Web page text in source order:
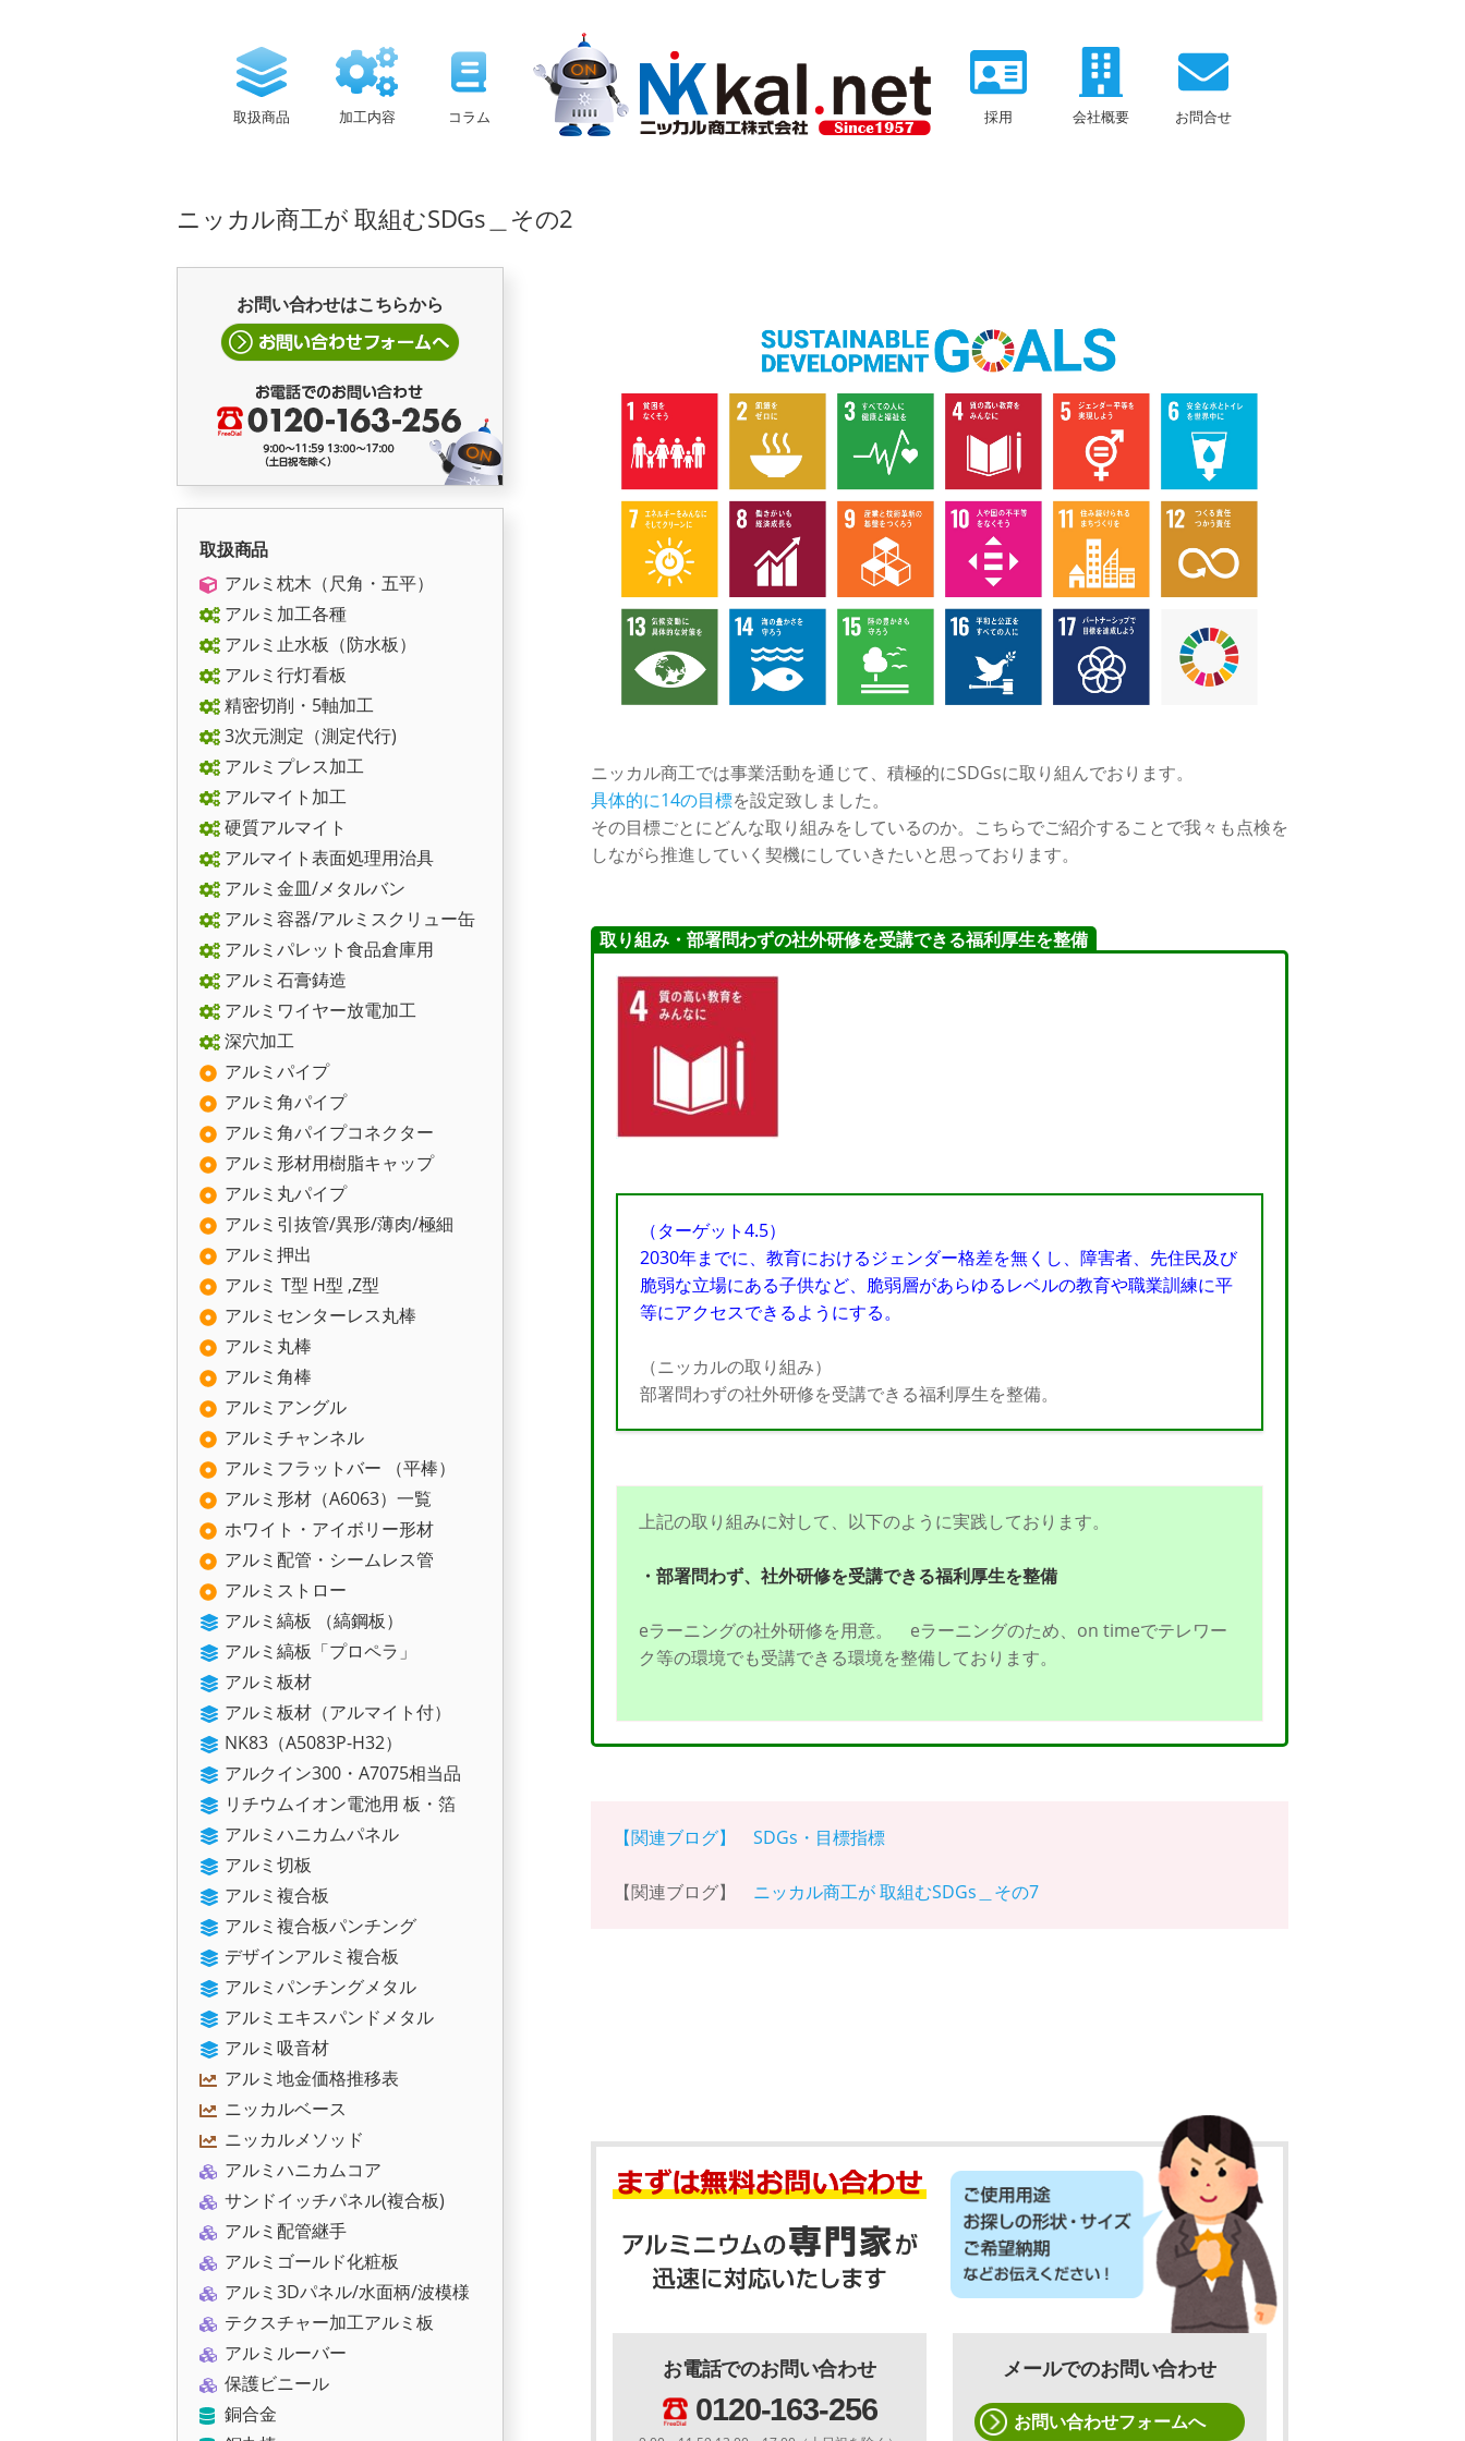
取扱商品 加工内容 コラム 採用 会社概要 お問合せ
ニッカル商工が 取組むSDGs＿その2
ニッカル商工では事業活動を通じて、積極的にSDGsに取り組んでおります。
具体的に14の目標を設定致しました。
その目標ごとにどんな取り組みをしているのか。こちらでご紹介することで我々も点検を
しながら推進していく契機にしていきたいと思っております。
取り組み・部署問わずの社外研修を受講できる福利厚生を整備
（ターゲット4.5）
2030年までに、教育におけるジェンダー格差を無くし、障害者、先住民及び
脆弱な立場にある子供など、脆弱層があらゆるレベルの教育や職業訓練に平
等にアクセスできるようにする。
（ニッカルの取り組み）
部署問わずの社外研修を受講できる福利厚生を整備。
上記の取り組みに対して、以下のように実践しております。
・部署問わず、社外研修を受講できる福利厚生を整備
eラーニングの社外研修を用意。 eラーニングのため、on timeでテレワー
ク等の環境でも受講できる環境を整備しております。
【関連ブログ】 SDGs・目標指標
【関連ブログ】 ニッカル商工が 取組むSDGs＿その7
お電話でのお問い合わせ
0120-163-256
メールでのお問い合わせ
お問い合わせフォームへ
お問い合わせはこちらから
取扱商品
アルミ枕木（尺角・五平）
アルミ加工各種
アルミ止水板（防水板）
アルミ行灯看板
精密切削・5軸加工
3次元測定（測定代行)
アルミプレス加工
アルマイト加工
硬質アルマイト
アルマイト表面処理用治具
アルミ金皿/メタルバン
アルミ容器/アルミスクリュー缶
アルミパレット食品倉庫用
アルミ石膏鋳造
アルミワイヤー放電加工
深穴加工
アルミパイプ
アルミ角パイプ
アルミ角パイプコネクター
アルミ形材用樹脂キャップ
アルミ丸パイプ
アルミ引抜管/異形/薄肉/極細
アルミ押出
アルミ T型 H型 ,Z型
アルミセンターレス丸棒
アルミ丸棒
アルミ角棒
アルミアングル
アルミチャンネル
アルミフラットバー （平棒）
アルミ形材（A6063）一覧
ホワイト・アイボリー形材
アルミ配管・シームレス管
アルミストロー
アルミ縞板 （縞鋼板）
アルミ縞板「プロペラ」
アルミ板材
アルミ板材（アルマイト付）
NK83（A5083P-H32）
アルクイン300・A7075相当品
リチウムイオン電池用 板・箔
アルミハニカムパネル
アルミ切板
アルミ複合板
アルミ複合板パンチング
デザインアルミ複合板
アルミパンチングメタル
アルミエキスパンドメタル
アルミ吸音材
アルミ地金価格推移表
ニッカルベース
ニッカルメソッド
アルミハニカムコア
サンドイッチパネル(複合板)
アルミ配管継手
アルミゴールド化粧板
アルミ3Dパネル/水面柄/波模様
テクスチャー加工アルミ板
アルミルーバー
保護ビニール
銅合金